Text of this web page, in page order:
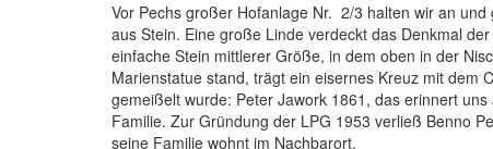
Vor Pechs großer Hofanlage Nr. 2/3 halten wir an
aus Stein. Eine große Linde verdeckt das Denkmal
einfache Stein mittlerer Größe, in dem oben in der
Marienstatue stand, trägt ein eisernes Kreuz mit dem
gemeißelt wurde: Peter Jawork 1861, das erinnert
Familie. Zur Gründung der LPG 1953 verließ Benno
seine Familie wohnt im Nachbarort.